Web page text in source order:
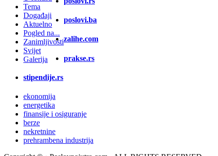
Tema
Događaji
Aktuelno
Pogled na...
Zanimljivosti
Svijet
Galerija
poslovi.ba
zalihe.com
prakse.rs
stipendije.rs
ekonomija
energetika
finansije i osiguranje
berze
nekretnine
prehrambena industrija